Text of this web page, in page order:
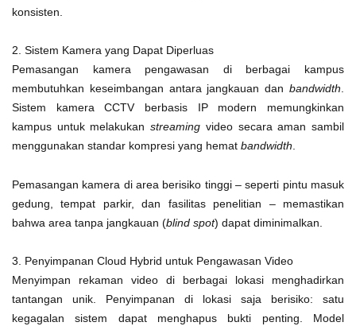
konsisten.
2. Sistem Kamera yang Dapat Diperluas
Pemasangan kamera pengawasan di berbagai kampus
membutuhkan keseimbangan antara jangkauan dan bandwidth
Sistem kamera CCTV berbasis IP modern memungkinkan
kampus untuk melakukanstreaming video secara aman sambil
menggunakan standar kompresi yang hemat bandwidth
Pemasangan kamera di area berisiko tinggi – seperti pintu masuk
gedung, tempat parkir, dan fasilitas penelitian – memastikan
bahwa area tanpa jangkauan (blind spot) dapat diminimalkan.
3. Penyimpanan Cloud Hybrid untuk Pengawasan Video
Menyimpan rekaman video di berbagai lokasi menghadirkan
tantangan unik. Penyimpanan di lokasi saja berisiko: satu
kegagalan sistem dapat menghapus bukti penting. Model